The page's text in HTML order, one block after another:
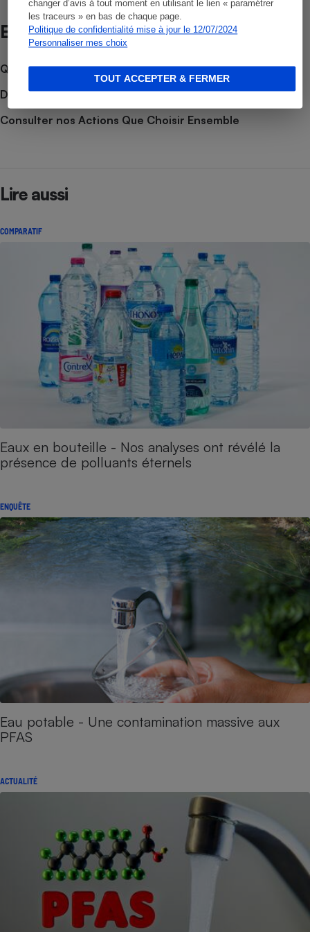
changer d’avis à tout moment en utilisant le lien « paramétrer
les traceurs » en bas de chaque page.
Politique de confidentialité mise à jour le 12/07/2024
Personnaliser mes choix
TOUT ACCEPTER & FERMER
Et aussi
Que faire en cas de litige ?
Découvrir le forum
Consulter nos Actions Que Choisir Ensemble
Lire aussi
COMPARATIF
Eaux en bouteille - Nos analyses ont révélé la
présence de polluants éternels
ENQUÊTE
Eau potable - Une contamination massive aux
PFAS
ACTUALITÉ